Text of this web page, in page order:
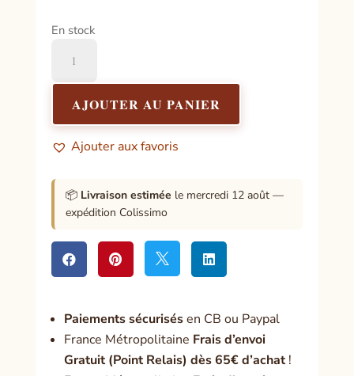
En stock
Spray
Parfum
Naturel-
Ange
-
AJOUTER AU PANIER
Ajouter aux favoris
📦 Livraison estimée le mercredi 12 août —
expédition Colissimo
   
Paiements sécurisésen CB ou Paypal
France Métropolitaine Frais d’envoi
Gratuit (Point Relais) dès 65€ d’achat!